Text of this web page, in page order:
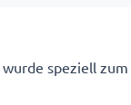
wurde speziell zum